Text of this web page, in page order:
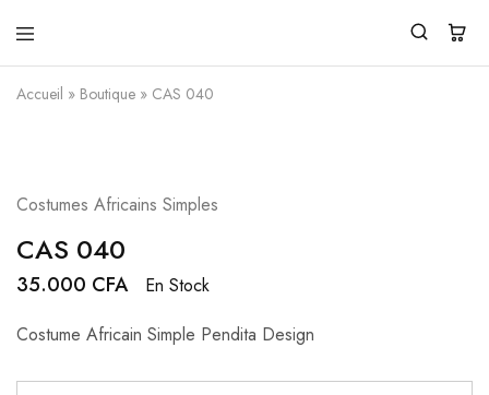
Pendita
Design
Vente
de
vêtements
Accueil » Boutique » CAS 040
Costumes Africains Simples
CAS 040
35.000 CFA
En Stock
Costume Africain Simple Pendita Design